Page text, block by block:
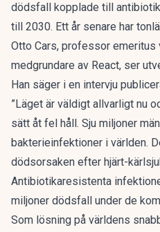
dödsfall kopplade till
till 2030. Ett år senare har
Otto Cars, professor
medgrundare av React, ser
Han säger i en intervju
”Läget är väldigt allvarligt nu
sätt åt fel håll. Sju miljoner
bakterieinfektioner i världen.
dödsorsaken efter hjärt-
Antibiotikaresistenta
miljoner dödsfall under de
Som lösning på världens